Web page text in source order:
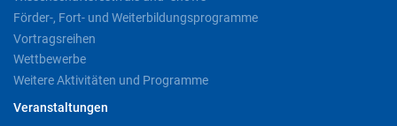
Förder-, Fort- und Weiterbildungsprogramme
Vortragsreihen
Wettbewerbe
Weitere Aktivitäten und Programme
Veranstaltungen